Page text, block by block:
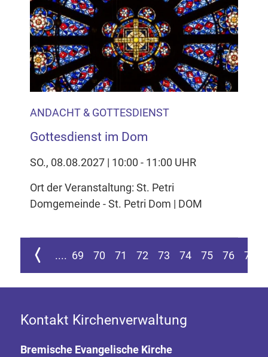
ANDACHT & GOTTESDIENST
Gottesdienst im Dom
SO., 08.08.2027 | 10:00 - 11:00 UHR
Ort der Veranstaltung: St. Petri
Domgemeinde - St. Petri Dom | DOM
ersten Seite springen
Zur vorherigen Seite
.... 69 70 71 72 73 74 75 76 77
Kontakt Kirchenverwaltung
Bremische Evangelische Kirche